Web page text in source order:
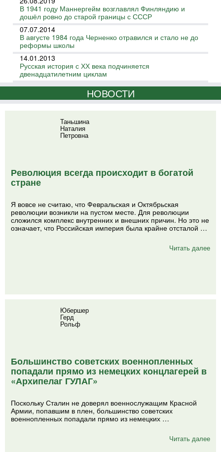
В 1941 году Маннергейм возглавлял Финляндию и
дошёл ровно до старой границы с СССР
07.07.2014
В августе 1984 года Черненко отравился и стало не до
реформы школы
14.01.2013
Русская история с ХХ века подчиняется
двенадцатилетним циклам
НОВОСТИ
Таньшина
Наталия
Петровна
Революция всегда происходит в богатой
стране
Я вовсе не считаю, что Февральская и Октябрьская
революции возникли на пустом месте. Для революции
сложился комплекс внутренних и внешних причин. Но это не
означает, что Российская империя была крайне отсталой …
Читать далее
Юбершер
Герд
Рольф
Большинство советских военнопленных
попадали прямо из немецких концлагерей в
«Архипелаг ГУЛАГ»
Поскольку Сталин не доверял военнослужащим Красной
Армии, попавшим в плен, большинство советских
военнопленных попадали прямо из немецких …
Читать далее